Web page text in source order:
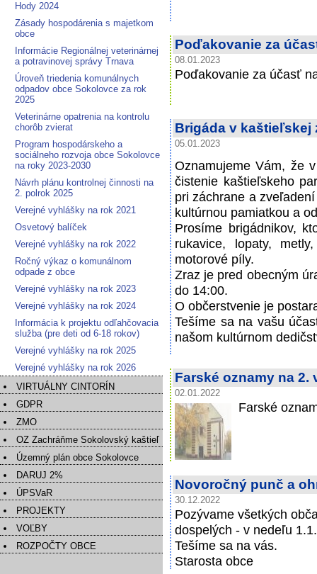
Hody 2024
Zásady hospodárenia s majetkom
obce
Informácie Regionálnej veterinárnej
a potravinovej správy Trnava
Úroveň triedenia komunálnych
odpadov obce Sokolovce za rok
2025
Veterinárne opatrenia na kontrolu
chorôb zvierat
Program hospodárskeho a
sociálneho rozvoja obce Sokolovce
na roky 2023-2030
Návrh plánu kontrolnej činnosti na
2. polrok 2025
Verejné vyhlášky na rok 2021
Osvetový balíček
Verejné vyhlášky na rok 2022
Ročný výkaz o komunálnom
odpade z obce
Verejné vyhlášky na rok 2023
Verejné vyhlášky na rok 2024
Informácia k projektu odľahčovacia
služba (pre deti od 6-18 rokov)
Verejné vyhlášky na rok 2025
Verejné vyhlášky na rok 2026
VIRTUÁLNY CINTORÍN
GDPR
ZMO
OZ Zachráňme Sokolovský kaštieľ
Územný plán obce Sokolovce
DARUJ 2%
ÚPSVaR
PROJEKTY
VOĽBY
ROZPOČTY OBCE
Poďakovanie za
08.01.2023
Poďakovanie za účasť
Brigáda v kaštieľskej
05.01.2023
Oznamujeme Vám, že
čistenie kaštieľskeho
pri záchrane a
kultúrnou pamiatkou a
Prosíme brigádnikov,
rukavice, lopaty,
motorové píly.
Zraz je pred obecným
do 14:00.
O občerstvenie je
Tešíme sa na vašu
našom kultúrnom
Farské oznamy na
02.01.2022
Farské
Novoročný punč a
30.12.2022
Pozývame všetkých
dospelých - v nedeľu
Tešíme sa na vás.
Starosta obce